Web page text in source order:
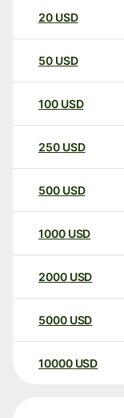
20 USD
50 USD
100 USD
250 USD
500 USD
1000 USD
2000 USD
5000 USD
10000 USD